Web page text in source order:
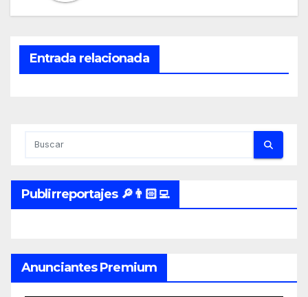
Entrada relacionada
Publirreportajes 🔎👨🏻‍💻
Anunciantes Premium